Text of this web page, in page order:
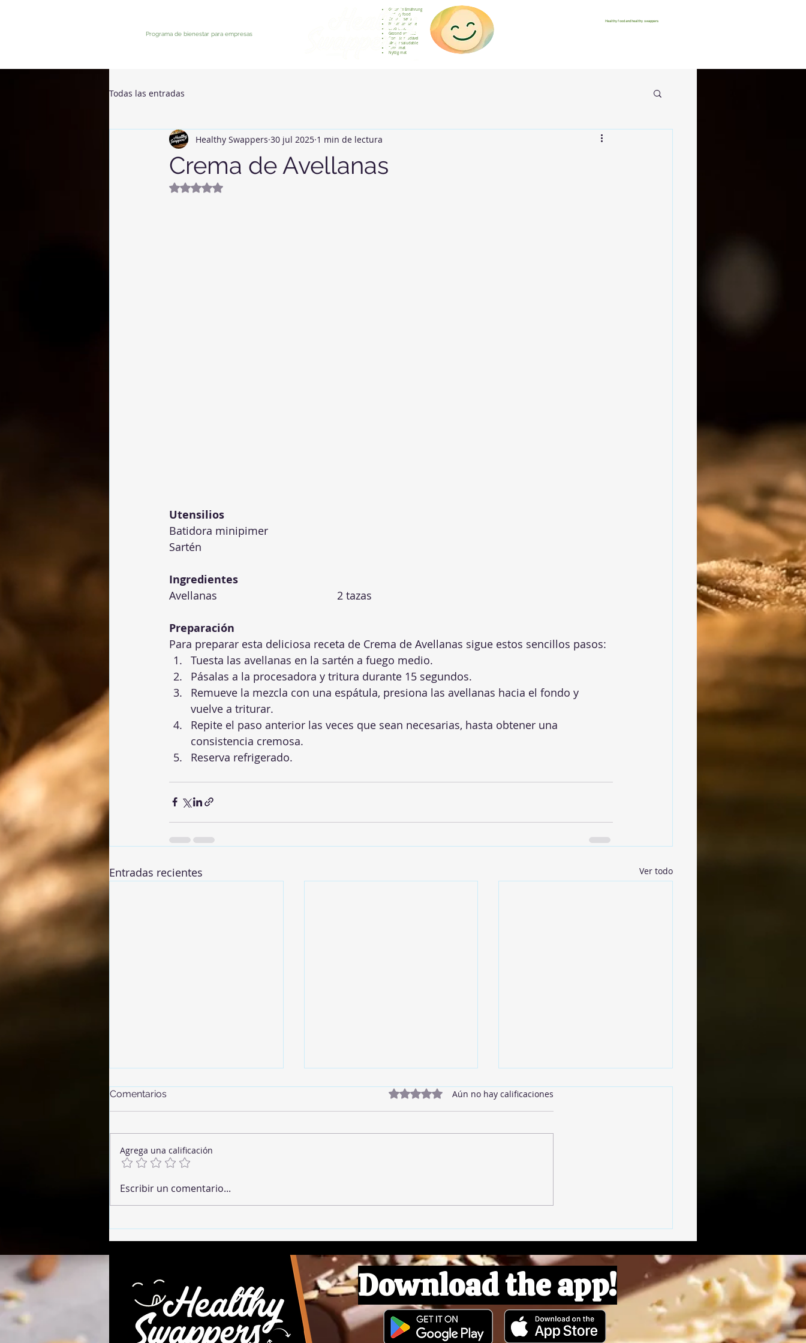
Programa de bienestar para empresas
Gesunde Ernährung
Healthy food
Comida sana
Nourriture saine
Cibo sano
Gezond voedsel
Comida saudável
Menjar saludable
Sunn mat
Nyttig mat
Healthy food and healthy swappers
Todas las entradas
Crema de Avellanas
Healthy Swappers 30 jul 2025 1 min de lectura
Obtuvo NaN de 5 estrellas.
Utensilios
Batidora minipimer
Sartén
Ingredientes
Avellanas 					2 tazas
Preparación
Para preparar esta deliciosa receta de Crema de Avellanas sigue estos sencillos pasos:
Tuesta las avellanas en la sartén a fuego medio.
Pásalas a la procesadora y tritura durante 15 segundos.
Remueve la mezcla con una espátula, presiona las avellanas hacia el fondo y
vuelve a triturar.
Repite el paso anterior las veces que sean necesarias, hasta obtener una
consistencia cremosa.
Reserva refrigerado.
Entradas recientes Ver todo
Comentarios Obtuvo 0 de 5 estrellas.
Aún no hay calificaciones
Agrega una calificación
Escribir un comentario...
Download the app!